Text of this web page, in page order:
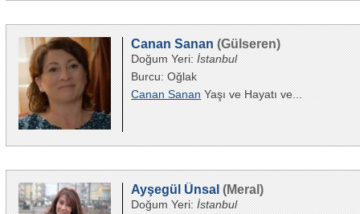
Canan Sanan (Gülseren)
Doğum Yeri:İstanbul
Burcu: Oğlak
Canan SananYaşı ve Hayatı ve...
Ayşegül Ünsal (Meral)
Doğum Yeri:İstanbul